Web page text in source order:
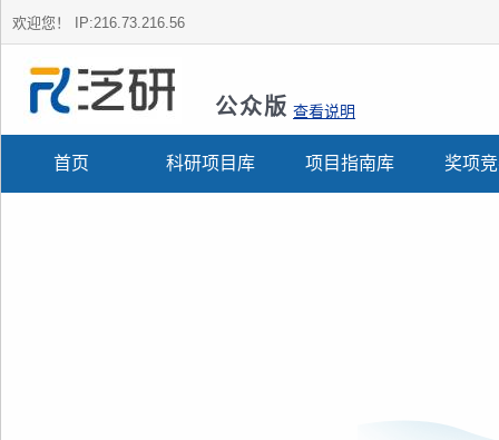
欢迎您！ IP:216.73.216.56
公众版 查看说明
首页 科研项目库 项目指南库 奖项